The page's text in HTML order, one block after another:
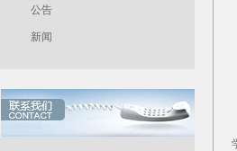
公告
新闻